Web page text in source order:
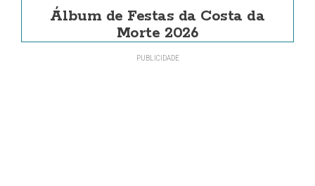
Álbum de Festas da Costa da
Morte 2026